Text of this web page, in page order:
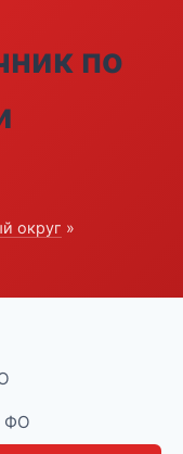
по
округ »
ФО